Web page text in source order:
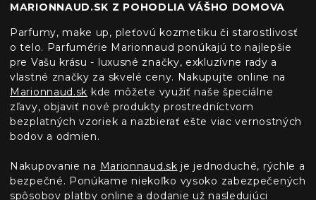
MARIONNAUD.SK Z POHODLIA VÁŠHO DOMOVA
Parfumy, make up, pleťovú kozmetiku či starostlivosť
o telo. Parfumérie Marionnaud ponúkajú to najlepšie
pre Vašu krásu - luxusné značky, exkluzívne rady a
vlastné značky za skvelé ceny. Nakupujte online na
Marionnaud.sk kde môžete využiť naše špeciálne
zľavy, objaviť nové produkty prostredníctvom
bezplatných vzoriek a nazbierať ešte viac vernostných
bodov a odmien.
Nakupovanie na Marionnaud.sk je jednoduché, rýchle a
bezpečné. Ponúkame niekoľko vysoko zabezpečených
spôsobov platby online a dodanie už nasledujúci